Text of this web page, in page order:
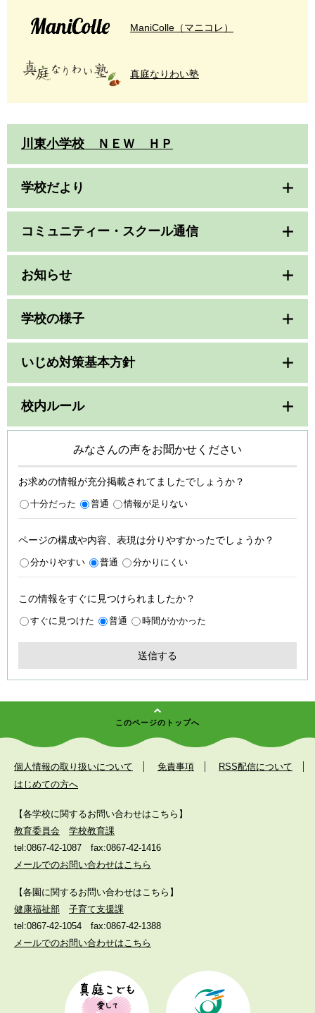
ManiColle（マニコレ）
真庭なりわい塾
川東小学校 ＮＥＷ ＨＰ
学校だより
コミュニティー・スクール通信
お知らせ
学校の様子
いじめ対策基本方針
校内ルール
みなさんの声をお聞かせください
お求めの情報が充分掲載されてましたでしょうか？
十分だった 普通 情報が足りない
ページの構成や内容、表現は分りやすかったでしょうか？
分かりやすい 普通 分かりにくい
この情報をすぐに見つけられましたか？
すぐに見つけた 普通 時間がかかった
このページのトップへ
個人情報の取り扱いについて 免責事項
RSS配信について
はじめての方へ
【各学校に関するお問い合わせはこちら】
教育委員会
学校教育課
tel:0867-42-1087
fax:0867-42-1416
メールでのお問い合わせはこちら
【各園に関するお問い合わせはこちら】
健康福祉部
子育て支援課
tel:0867-42-1054
fax:0867-42-1388
メールでのお問い合わせはこちら